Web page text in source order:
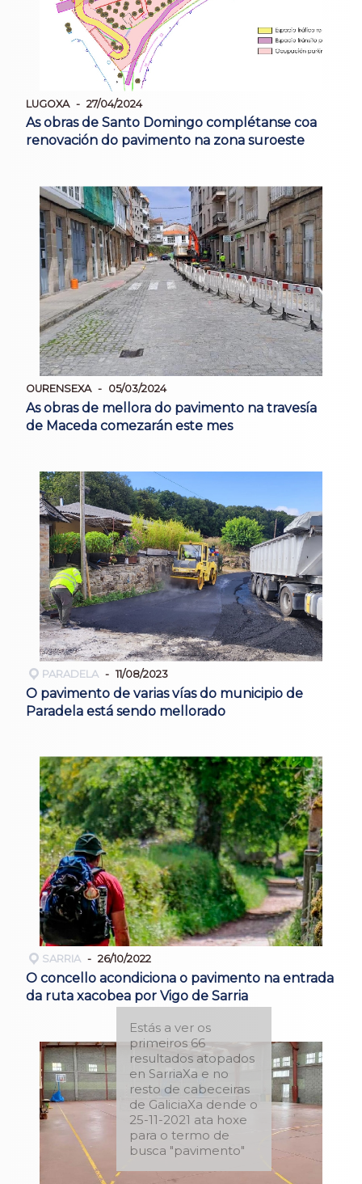
LUGOXA 27/04/2024
As obras de Santo Domingo complétanse coa
renovación do pavimento na zona suroeste
OURENSEXA 05/03/2024
As obras de mellora do pavimento na travesía
de Maceda comezarán este mes
PARADELA 11/08/2023
O pavimento de varias vías do municipio de
Paradela está sendo mellorado
SARRIA 26/10/2022
O concello acondiciona o pavimento na entrada
da ruta xacobea por Vigo de Sarria
Estás a ver os
primeiros 66
resultados atopados
en SarriaXa e no
resto de cabeceiras
de GaliciaXa dende o
25-11-2021 ata hoxe
para o termo de
busca "pavimento"